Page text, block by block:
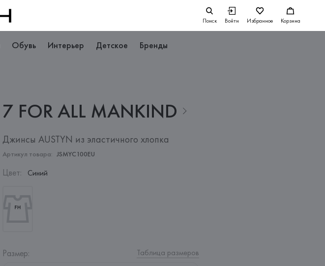
Поиск Войти Избранное Корзина
Обувь Интерьер Детское Бренды
7 FOR ALL MANKIND
Джинсы AUSTYN из эластичного хлопка
Артикул товара: JSMYC100EU
Цвет: Синий
Размер: Таблица размеров